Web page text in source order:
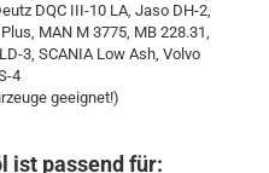
DQC III-10 LA, Jaso DH-2,
MAN M 3775, MB 228.31,
3, SCANIA Low Ash, Volvo
4
geeignet!)
ist passend für: